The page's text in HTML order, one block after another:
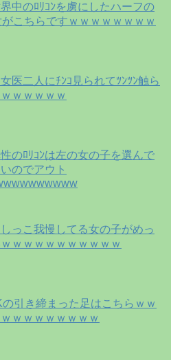
界中のﾛﾘｺﾝを虜にしたハーフの
こちらですｗｗｗｗｗｗｗｗ
女医二人にﾁﾝｺ見られてﾂﾝﾂﾝ触ら
ｗｗｗｗｗ
性のﾛﾘｺﾝは左の女の子を選んで
のでアウト
しっこ我慢してる女の子がめっ
ｗｗｗｗｗｗｗｗｗｗ
の引き締まった足はこちらｗｗ
ｗｗｗｗｗｗｗｗ